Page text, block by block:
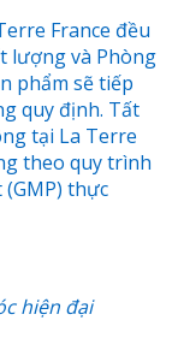
France đều
lượng và Phòng
phẩm sẽ tiếp
quy định. Tất
tại La Terre
theo quy trình
thực
hiện đại